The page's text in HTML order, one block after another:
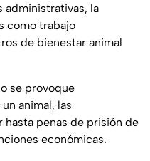
administrativas, la
como trabajo
de bienestar animal
se provoque
animal, las
hasta penas de prisión de
económicas.